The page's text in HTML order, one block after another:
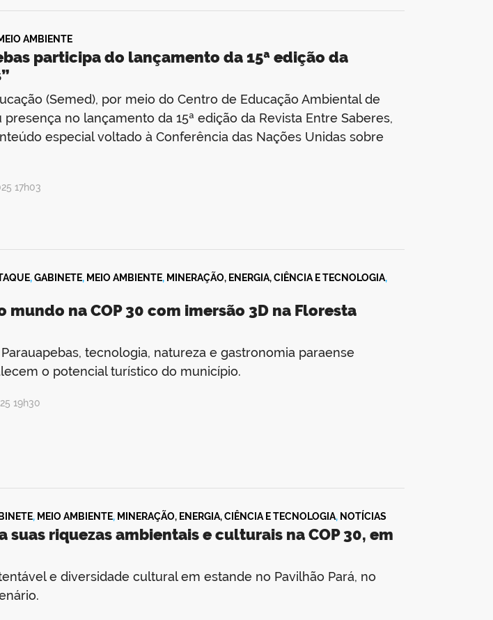
AMBIENTE
participa do lançamento da 15ª edição da
(Semed), por meio do Centro de Educação Ambiental de
presença no lançamento da 15ª edição da Revista Entre Saberes,
especial voltado à Conferência das Nações Unidas sobre
17h03
,GABINETE, MEIO AMBIENTE, MINERAÇÃO, ENERGIA, CIÊNCIA E TECNOLOGIA,
mundo na COP 30 com imersão 3D na Floresta
tecnologia, natureza e gastronomia paraense
o potencial turístico do município.
19h30
, MEIO AMBIENTE, MINERAÇÃO, ENERGIA, CIÊNCIA E TECNOLOGIA, NOTÍCIAS
suas riquezas ambientais e culturais na COP 30, em
e diversidade cultural em estande no Pavilhão Pará, no